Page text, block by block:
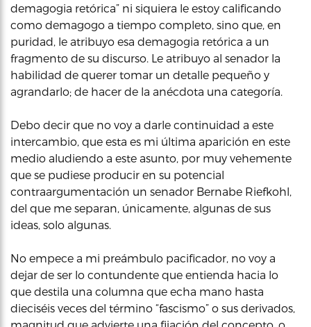
demagogia retórica” ni siquiera le estoy calificando
como demagogo a tiempo completo, sino que, en
puridad, le atribuyo esa demagogia retórica a un
fragmento de su discurso. Le atribuyo al senador la
habilidad de querer tomar un detalle pequeño y
agrandarlo; de hacer de la anécdota una categoría.
Debo decir que no voy a darle continuidad a este
intercambio, que esta es mi última aparición en este
medio aludiendo a este asunto, por muy vehemente
que se pudiese producir en su potencial
contraargumentación un senador Bernabe Riefkohl,
del que me separan, únicamente, algunas de sus
ideas, solo algunas.
No empece a mi preámbulo pacificador, no voy a
dejar de ser lo contundente que entienda hacia lo
que destila una columna que echa mano hasta
dieciséis veces del término “fascismo” o sus derivados,
magnitud que advierte una fijación del concepto, o